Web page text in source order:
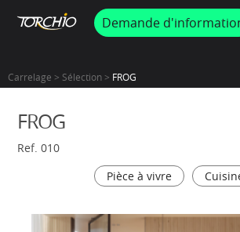
PROMOS & ACTUS
Demande
Carrelage > Sélection > FROG
FROG
Ref. 010
Pièce à vivre